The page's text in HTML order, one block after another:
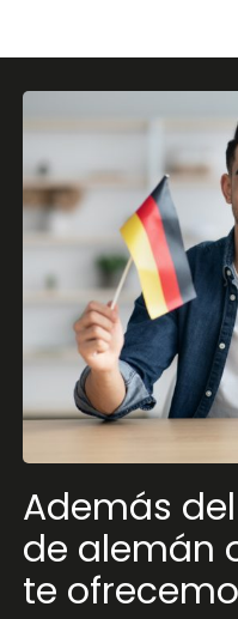
Además
de alemán
te